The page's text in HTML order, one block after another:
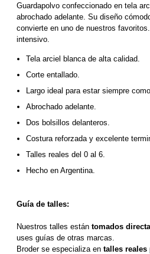
Guardapolvo confeccionado en tela
abrochado adelante. Su diseño
convierte en uno de nuestros
intensivo.
Tela arciel blanca de alta calidad.
Corte entallado.
Largo ideal para estar siempre
Abrochado adelante.
Dos bolsillos delanteros.
Costura reforzada y excelente
Talles reales del 0 al 6.
Hecho en Argentina.
Guía de talles:
Nuestros talles están tomados
uses guías de otras marcas.
Broder se especializa en talles reales